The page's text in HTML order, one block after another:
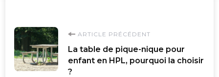
Navigation
d'article
ARTICLE PRÉCÉDENT
La table de pique-nique pour
enfant en HPL, pourquoi la choisir
?